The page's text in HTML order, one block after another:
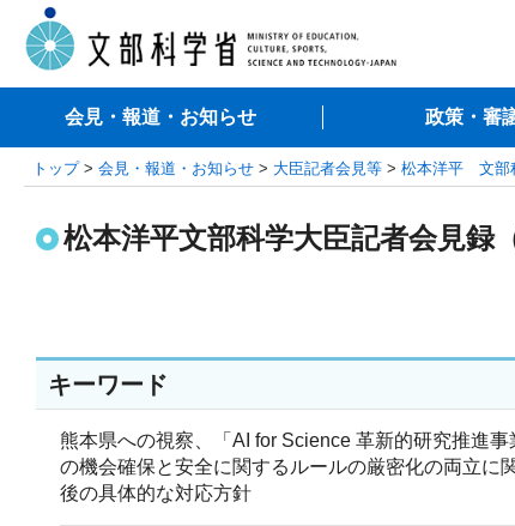
会見・報道・お知らせ 政策・審
トップ> 会見・報道・お知らせ > 大臣記者会見等 > 松本洋平 文部
松本洋平文部科学大臣記者会見録
キーワード
熊本県への視察、「AI for Science 革新的研究推進
の機会確保と安全に関するルールの厳密化の両立に
後の具体的な対応方針